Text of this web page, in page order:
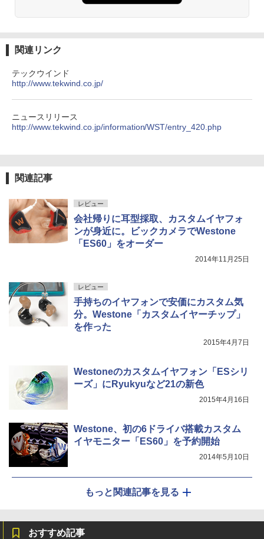
関連リンク
テックウインド
http://www.tekwind.co.jp/
ニュースリリース
http://www.tekwind.co.jp/information/WST/entry_420.php
関連記事
レビュー
会社帰りに耳型採取、カスタムイヤフォ
ンが身近に。ビックカメラでWestone
「ES60」をオーダー
2014年11月25日
レビュー
手持ちのイヤフォンで安価にカスタム気
分。Westone「カスタムイヤーチップ」
を作った
2015年4月7日
Westoneのカスタムイヤフォン「ESシリ
ーズ」にRyukyuなど21の新色
2015年4月16日
Westone、初の6ドライバ搭載カスタム
イヤモニター「ES60」を予約開始
2014年5月10日
もっと関連記事を見る
おすすめ記事